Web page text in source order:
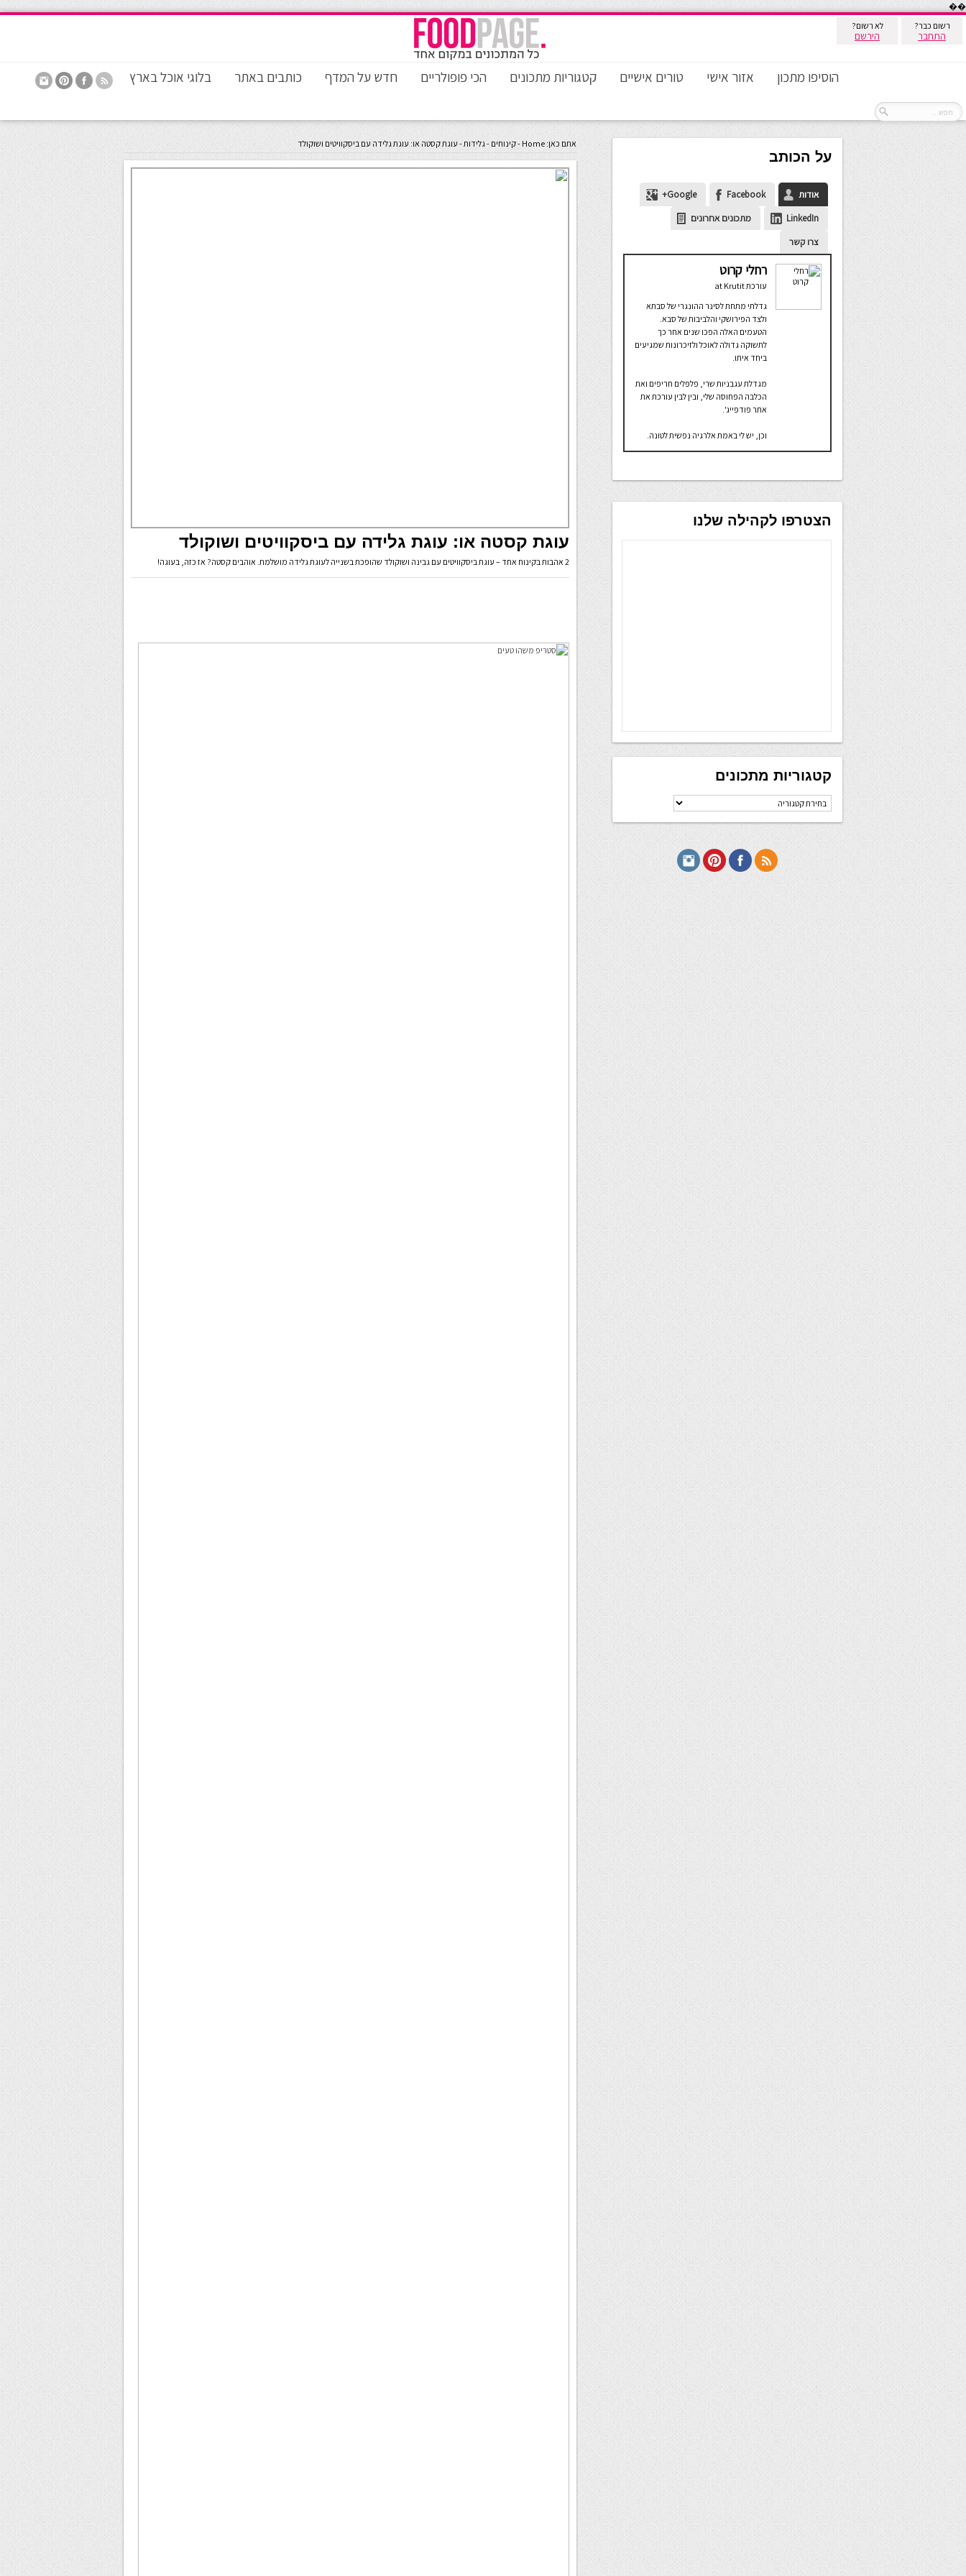
��
רשום כבר?
התחבר
לא רשום?
הירשם
הוסיפו מתכון אזור אישי טורים אישיים קטגוריות מתכונים הכי פופולריים חדש על המדף כותבים באתר בלוגי אוכל בארץ
אתם כאן: Home
-קינוחים -גלידות- עוגת קסטה או: עוגת גלידה עם ביסקוויטים ושוקולד
עוגת קסטה או: עוגת גלידה עם ביסקוויטים ושוקולד
2 אהבות בקינוח אחד – עוגת ביסקוויטים עם גבינה ושוקולד שהופכת בשנייה לעוגת גלידה מושלמת. אוהבים קסטה? אז כזה, בעוגה!
על הכותב
אודות Facebook
Google+
LinkedIn
מתכונים אחרונים
צרו קשר
רחלי קרוט
עורכת Krutit
גדלתי מתחת לסינר ההונגרי של סבתא
ולצד הפירושקי והלביבות של סבא.
הטעמים האלה הפכו שנים אחר כך
לתשוקה גדולה לאוכל ולזיכרונות שמגיעים
ביחד איתו.
מגדלת עגבניות שרי, פלפלים חריפים ואת
הכלבה הפחוסה שלי, ובין לבין עורכת את
אתר פודפייג'.
וכן, יש לי באמת אלרגיה נפשית לטונה.
הצטרפו לקהילה שלנו
קטגוריות מתכונים
קטגוריות
מתכונים